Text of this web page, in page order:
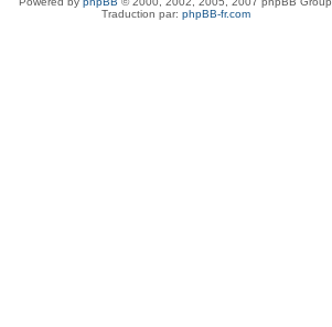
Traduction par: phpBB-fr.com